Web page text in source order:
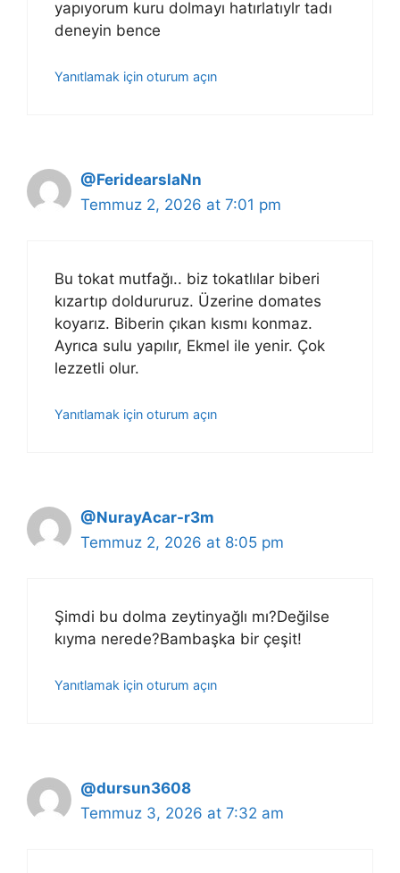
yapıyorum kuru dolmayı hatırlatıylr tadı
deneyin bence
Yanıtlamak için oturum açın
@FeridearslaNn
Temmuz 2, 2026 at 7:01 pm
Bu tokat mutfağı.. biz tokatlılar biberi
kızartıp doldururuz. Üzerine domates
koyarız. Biberin çıkan kısmı konmaz.
Ayrıca sulu yapılır, Ekmel ile yenir. Çok
lezzetli olur.
Yanıtlamak için oturum açın
@NurayAcar-r3m
Temmuz 2, 2026 at 8:05 pm
Şimdi bu dolma zeytinyağlı mı?Değilse
kıyma nerede?Bambaşka bir çeşit!
Yanıtlamak için oturum açın
@dursun3608
Temmuz 3, 2026 at 7:32 am